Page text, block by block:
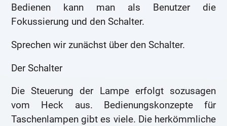
Bedienen kann man als Benutzer die
Fokussierung und den Schalter.
Sprechen wir zunächst über den Schalter.
Der Schalter
Die Steuerung der Lampe erfolgt sozusagen
vom Heck aus. Bedienungskonzepte für
Taschenlampen gibt es viele. Die herkömmliche